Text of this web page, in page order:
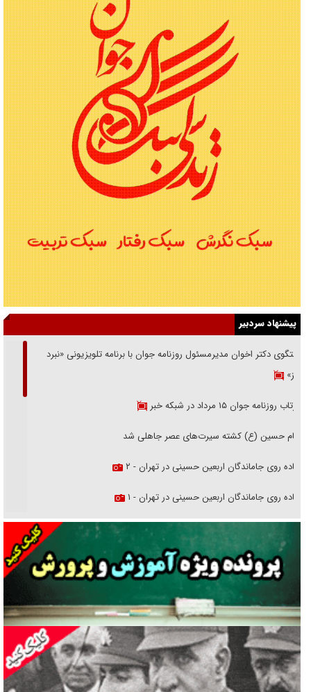
پیشنهاد سردبیر
گفتگوی دکتر اخوان مدیرمسئول روزنامه جوان با برنامه تلویزیونی «نبرد
هرمز»
بازتاب روزنامه جوان ۱۵ مرداد در شبکه خبر
امام حسین (ع) کشته سیرت‌های عصر جاهلی شد
پیاده روی جاماندگان اربعین حسینی در تهران - ۲
پیاده روی جاماندگان اربعین حسینی در تهران - ۱
فریاد‌ها و ناله‌های دوستان مبارزدلم را آتش می‌زد
تغییر رویه دشمن در ترور از شیخ فضل‌الله تا مصباح یزدی
خرید قسطی اولش خنده و آخرش گریه است!
فوتبال و آن «بالا»!
راهبرد غافلگیری با نسل جدید پهپاد‌ها
جنجال پزشکان تقلبی در صنعت زیبایی